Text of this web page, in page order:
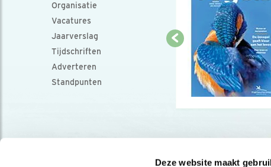
Deze website maakt
Organisatie
Vacatures
Jaarverslag
Tijdschriften
Adverteren
Standpunten